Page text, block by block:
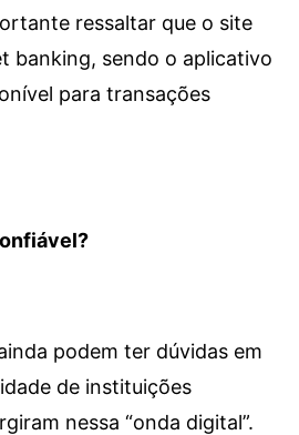
ressaltar que o site
banking, sendo o aplicativo
para transações
podem ter dúvidas em
de instituições
nessa “onda digital”.